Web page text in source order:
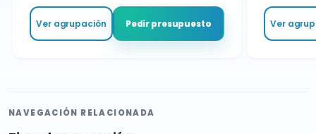
Ver agrupación Pedir presupuesto Ver
NAVEGACIÓN RELACIONADA